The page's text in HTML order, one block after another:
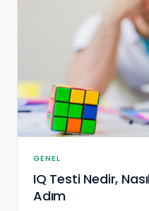
GENEL
IQ Testi Nedir,
Adım